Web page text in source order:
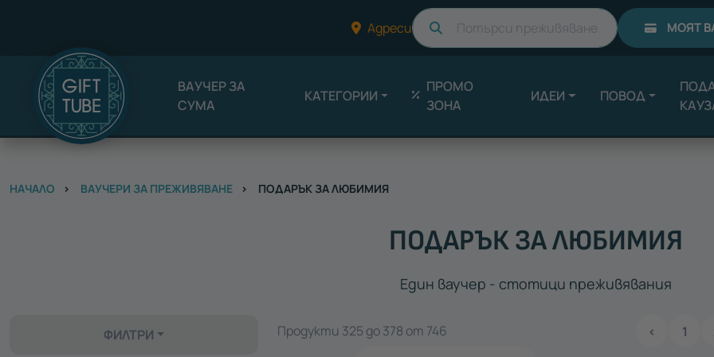
Адреси Търси МОЯТ
ВАУЧЕР ЗА
СУМА
КАТЕГОРИИ
ПРОМО
ЗОНА
ИДЕИ ПОВОД
НАЧАЛО ВАУЧЕРИ ЗА ПРЕЖИВЯВАНЕ ПОДАРЪК ЗА ЛЮБИМИЯ
ПОДАРЪК ЗА ЛЮБИМИЯ
Един ваучер - стотици преживявания
ФИЛТРИ Продукти 325 до 378 от 746 ‹ 1